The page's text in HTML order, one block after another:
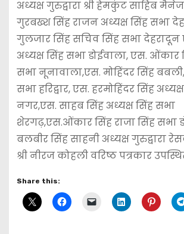
अध्यक्ष गुरुद्वारा श्री हेमकुंट साहिब
गुरबख्श सिंह राजन अध्यक्ष सिंह सभा
गुलजार सिंह सचिव सिंह सभा देहरादून
अध्यक्ष सिंह सभा डोईवाला, एस. ओंकार
सभा नूनावाला,एस. मोहिंदर सिंह
सभा हरिद्वार, एस. हरमोहिंदर सिंह
नगर,एस. साहब सिंह अध्यक्ष सिंह सभा
शेरगढ़,एस.ओंकार सिंह राजा सिंह सभा
बलबीर सिंह साहनी अध्यक्ष गुरुद्वारा
श्री नीरज कोहली वरिष्ठ पत्रकार
Share this: